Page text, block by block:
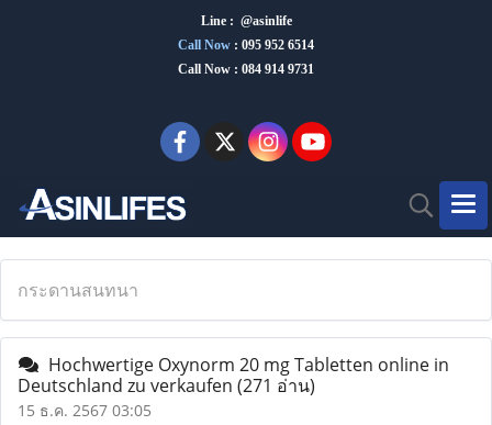
Line : @asinlife
Call Now : 095 952 6514
Call Now : 084 914 9731
กระดานสนทนา
Hochwertige Oxynorm 20 mg Tabletten online in
Deutschland zu verkaufen (271 อ่าน)
15 ธ.ค. 2567 03:05